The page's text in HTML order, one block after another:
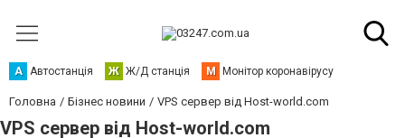
А Автостанція Ж Ж/Д станція М Монітор коронавірусу
Головна Бізнес новини VPS сервер від Host-world.com
VPS сервер від Host-world.com